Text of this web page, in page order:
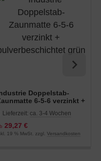
Doppelstab-
6-5-6 verzinkt +
Lieferzeit: ca. 3-4 Wochen
29,27 €
19 % MwSt. zzgl. Versandkosten